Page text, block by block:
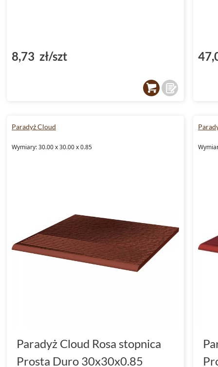
8,73 zł/szt
Paradyż Cloud
Wymiary: 30.00 x 30.00 x 0.85
Paradyż Cloud Rosa stopnica
Prosta Duro 30x30x0.85